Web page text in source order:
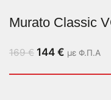
Murato Classic
169€ 144 € με Φ.Π.Α